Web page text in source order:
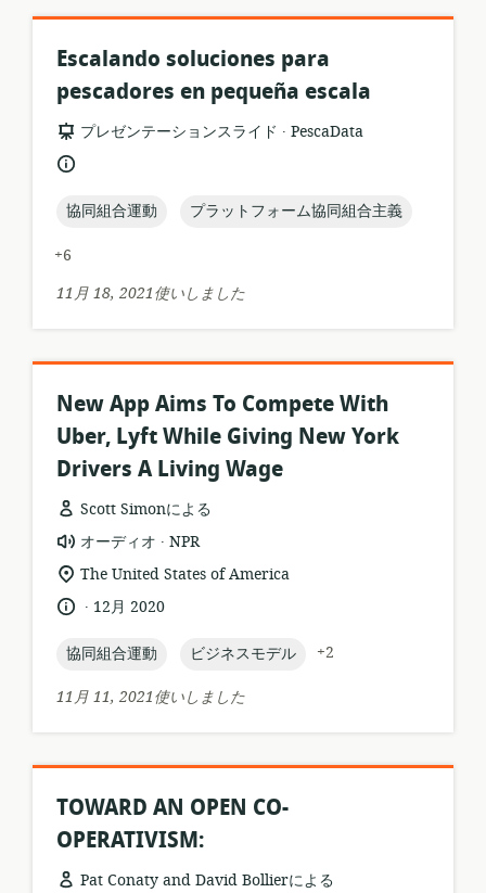
Escalando soluciones para
pescadores en pequeña escala
リ
ス
フ
マ
ト:
プレゼンテーションスライド .
公
PescaData
言
topic:
協同組合運動 topic:
プラットフォーム協同組合主義
+6
11月 18, 2021使いしました
New App Aims To Compete With
Uber, Lyft While Giving New York
Drivers A Living Wage
Scott Simonによる
リ
ソ
ー
ス
ォ
マ
オーディオ .
公
開
者:
NPR
関
る
ロ
ケ
ー
シ
The United States of America
言
.
公
日:
12月 2020
topic:
協同組合運動 topic:
ビジネスモデル
+2
11月 11, 2021使いしました
TOWARD AN OPEN CO-
OPERATIVISM:
Pat Conaty and David Bollierによる